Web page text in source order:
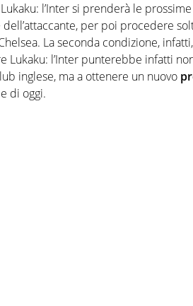
l’Inter si prenderà le prossime
per poi procedere
La seconda condizione, infatti,
Lukaku: l’Inter punterebbe infatti
inglese, ma a ottenere un nuovo
di oggi.